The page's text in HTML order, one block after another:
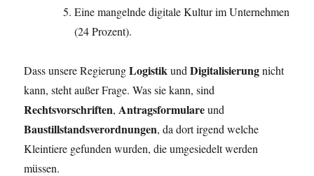
Eine mangelnde digitale Kultur im Unternehmen
(24 Prozent).
Dass unsere RegierungLogistikundDigitalisierungnicht
kann, steht außer Frage. Was sie kann, sind
Rechtsvorschriften, Antragsformulareund
Baustillstandsverordnungen, da dort irgend welche
Kleintiere gefunden wurden, die umgesiedelt werden
müssen.